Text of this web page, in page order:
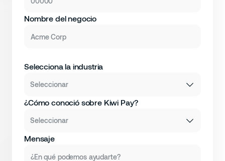
Nombre del negocio
Selecciona la industria
Seleccionar
¿Cómo conoció sobre Kiwi Pay?
Seleccionar
Mensaje